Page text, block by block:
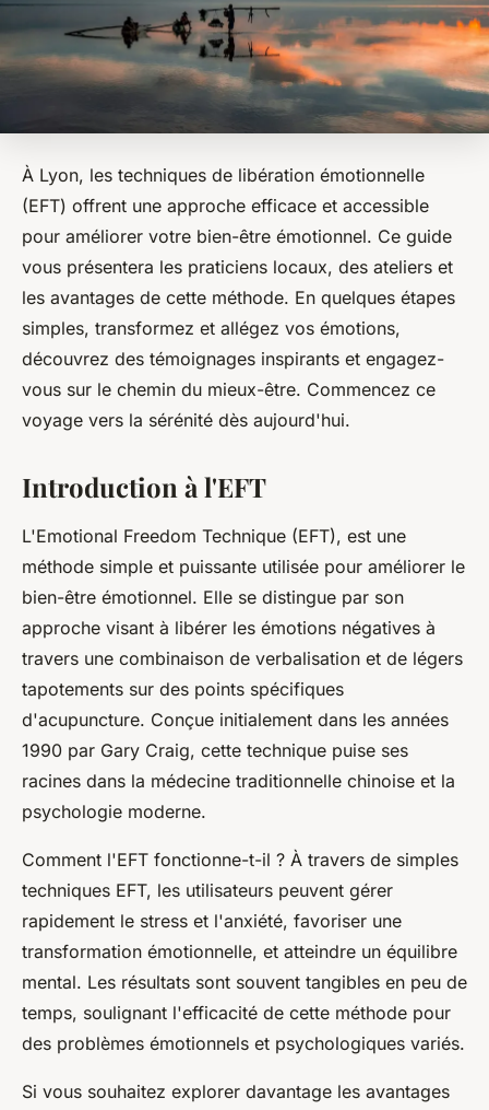
À Lyon, les techniques de libération émotionnelle
(EFT) offrent une approche efficace et accessible
pour améliorer votre bien-être émotionnel. Ce guide
vous présentera les praticiens locaux, des ateliers et
les avantages de cette méthode. En quelques étapes
simples, transformez et allégez vos émotions,
découvrez des témoignages inspirants et engagez-
vous sur le chemin du mieux-être. Commencez ce
voyage vers la sérénité dès aujourd'hui.
Introduction à l'EFT
L'Emotional Freedom Technique (EFT), est une
méthode simple et puissante utilisée pour améliorer le
bien-être émotionnel. Elle se distingue par son
approche visant à libérer les émotions négatives à
travers une combinaison de verbalisation et de légers
tapotements sur des points spécifiques
d'acupuncture. Conçue initialement dans les années
1990 par Gary Craig, cette technique puise ses
racines dans la médecine traditionnelle chinoise et la
psychologie moderne.
Comment l'EFT fonctionne-t-il ? À travers de simples
techniques EFT, les utilisateurs peuvent gérer
rapidement le stress et l'anxiété, favoriser une
transformation émotionnelle, et atteindre un équilibre
mental. Les résultats sont souvent tangibles en peu de
temps, soulignant l'efficacité de cette méthode pour
des problèmes émotionnels et psychologiques variés.
Si vous souhaitez explorer davantage les avantages